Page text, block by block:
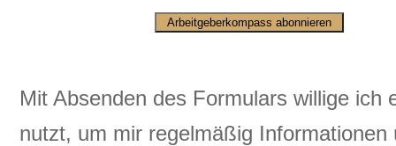
Mit Absenden des Formulars willige
nutzt, um mir regelmäßig